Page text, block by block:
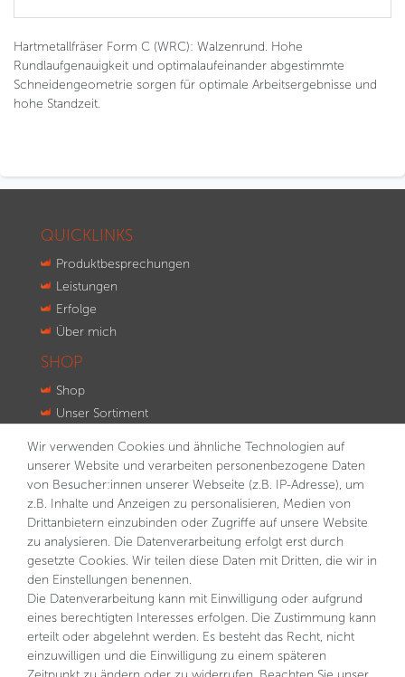
Hartmetallfräser Form C (WRC): Walzenrund. Hohe
Rundlaufgenauigkeit und optimalaufeinander abgestimmte
Schneidengeometrie sorgen für optimale Arbeitsergebnisse und
hohe Standzeit.
QUICKLINKS
Produktbesprechungen
Leistungen
Erfolge
Über mich
SHOP
Shop
Unser Sortiment
Kontakt
NEWSLETTER
VORNAME NACHNAME
Hiermit bestätige ich, dass ich dieDaten­schutz­erklärung
gelesen habe. Meine Einwilligung kann ich jederzeit
widerrufen.**
Wir verwenden Cookies und ähnliche Technologien auf
unserer Website und verarbeiten personenbezogene Daten
von Besucher:innen unserer Webseite (z.B. IP-Adresse), um
z.B. Inhalte und Anzeigen zu personalisieren, Medien von
Drittanbietern einzubinden oder Zugriffe auf unsere Website
zu analysieren. Die Datenverarbeitung erfolgt erst durch
gesetzte Cookies. Wir teilen diese Daten mit Dritten, die wir in
den Einstellungen benennen.
Die Datenverarbeitung kann mit Einwilligung oder aufgrund
eines berechtigten Interesses erfolgen. Die Zustimmung kann
erteilt oder abgelehnt werden. Es besteht das Recht, nicht
einzuwilligen und die Einwilligung zu einem späteren